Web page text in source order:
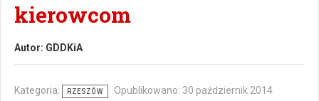
kierowcom
Autor: GDDKiA
Kategoria: RZESZÓW
Opublikowano: 30 październik 2014